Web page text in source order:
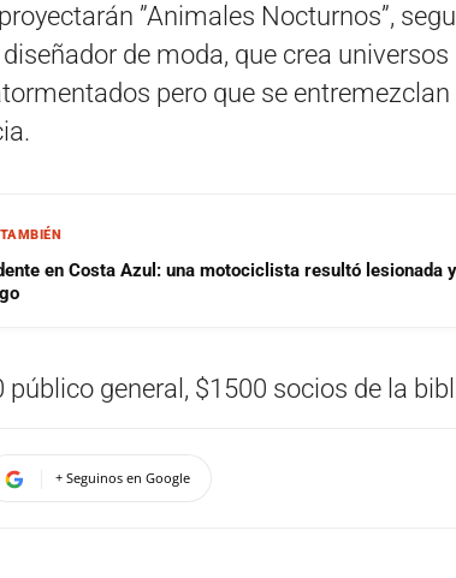
”Animales Nocturnos”,
de moda, que crea
pero que se
en Costa Azul: una motociclista resultó lesionada
público general, $1500 socios de la
+ Seguinos en Google